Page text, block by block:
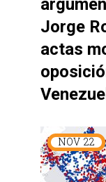
Jorge
actas
NOV 22